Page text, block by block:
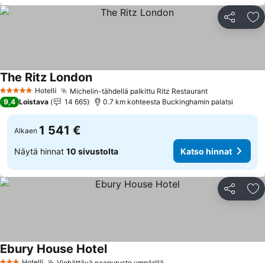
Jaa
5 Tähtiluokitus
Hotelli Michelin-tähdellä palkittu Ritz RestaurantKatso hinnat
The Ritz LondonKatso hinnat
9,4 Loistava 14 665 0.7 km kohteesta Buckinghamin palatsi
Alkaen 1 541 €
Näytä hinnat 10 sivustolta Katso hinnat
Jaa
Ebury House HotelKatso hinnat